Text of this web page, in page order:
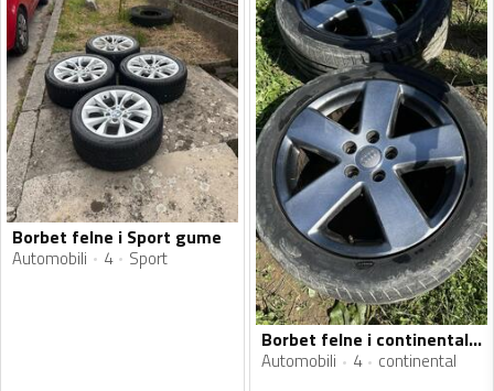
Borbet felne i Sport gume
Automobili 4 Sport
Borbet felne i continental gume
Automobili 4 continental